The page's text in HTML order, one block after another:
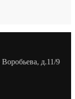
д.11/9